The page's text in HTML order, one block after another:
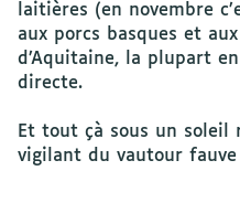
laitières (en novembre
aux porcs basques et
d’Aquitaine, la plupart
directe.
Et tout çà sous un soleil
vigilant du vautour fauve